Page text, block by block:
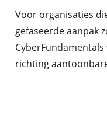
Voor organisaties
gefaseerde aanpak
richting